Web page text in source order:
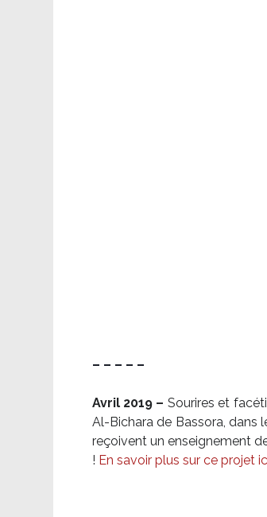
– – – – –
Avril 2019 – Sourires et
Al-Bichara de Bassora, dans
reçoivent un enseignement
! En savoir plus sur ce projet